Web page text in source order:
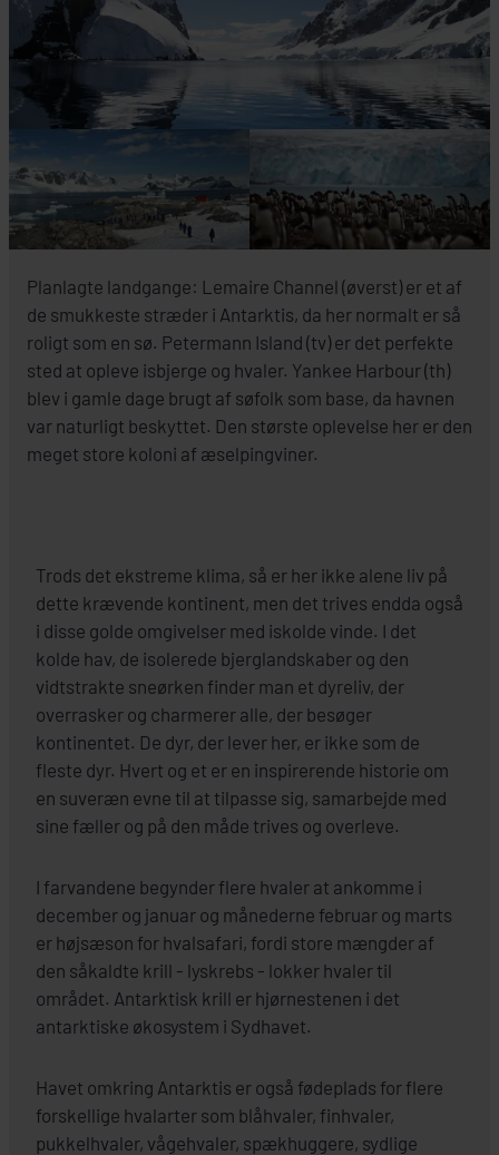
Planlagte landgange: Lemaire Channel (øverst) er et af
de smukkeste stræder i Antarktis, da her normalt er så
roligt som en sø. Petermann Island (tv) er det perfekte
sted at opleve isbjerge og hvaler. Yankee Harbour (th)
blev i gamle dage brugt af søfolk som base, da havnen
var naturligt beskyttet. Den største oplevelse her er den
meget store koloni af æselpingviner.
Trods det ekstreme klima, så er her ikke alene liv på
dette krævende kontinent, men det trives endda også
i disse golde omgivelser med iskolde vinde. I det
kolde hav, de isolerede bjerglandskaber og den
vidtstrakte sneørken finder man et dyreliv, der
overrasker og charmerer alle, der besøger
kontinentet. De dyr, der lever her, er ikke som de
fleste dyr. Hvert og et er en inspirerende historie om
en suveræn evne til at tilpasse sig, samarbejde med
sine fæller og på den måde trives og overleve.
I farvandene begynder flere hvaler at ankomme i
december og januar og månederne februar og marts
er højsæson for hvalsafari, fordi store mængder af
den såkaldte krill - lyskrebs - lokker hvaler til
området. Antarktisk krill er hjørnestenen i det
antarktiske økosystem i Sydhavet.
Havet omkring Antarktis er også fødeplads for flere
forskellige hvalarter som blåhvaler, finhvaler,
pukkelhvaler, vågehvaler, spækhuggere, sydlige